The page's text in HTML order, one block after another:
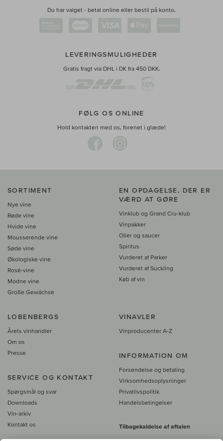
Du har valget - betal online eller bestil på konto.
LEVERINGSMULIGHEDER
Gratis fragt via DHL i DK fra 450 DKK.
FØLG OS ONLINE
Hold kontakten med os, forenet i glæde!
SORTIMENT
Nye vine
Røde vine
Hvide vine
Mousserende vine
Søde vine
Økologiske vine
Rosé-vine
Modne vine
Große Gewächse
EN OPDAGELSE, DER ER
VÆRD AT GØRE
Vinklub og Grand Cru-klub
Vinpakker
Olier og saucer
Spiritus
Vurderet af Parker
Vurderet af Suckling
Køb af vin
LOBENBERGS
Årets vinhandler
Om os
Presse
SERVICE OG KONTAKT
Spørgsmål og svar
Downloads
Vin-arkiv
Kontakt os
VINAVLER
Vinproducenter A-Z
INFORMATION OM
Forsendelse og betaling
Virksomhedsoplysninger
Privatlivspolitik
Handelsbetingelser
Tilbagekaldelse af aftalen